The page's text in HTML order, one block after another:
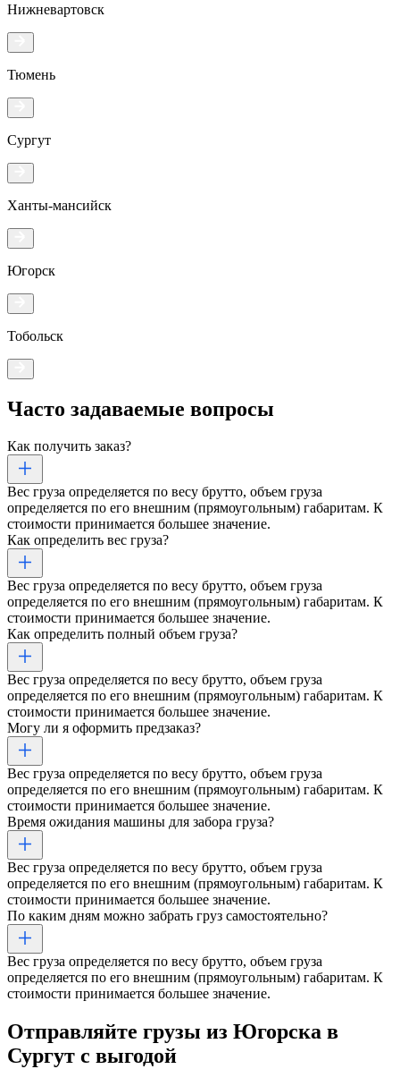
Нижневартовск
Тюмень
Сургут
Ханты-мансийск
Югорск
Тобольск
Часто задаваемые вопросы
Как получить заказ?
Вес груза определяется по весу брутто, объем груза
определяется по его внешним (прямоугольным) габаритам. К
стоимости принимается большее значение.
Как определить вес груза?
Вес груза определяется по весу брутто, объем груза
определяется по его внешним (прямоугольным) габаритам. К
стоимости принимается большее значение.
Как определить полный объем груза?
Вес груза определяется по весу брутто, объем груза
определяется по его внешним (прямоугольным) габаритам. К
стоимости принимается большее значение.
Могу ли я оформить предзаказ?
Вес груза определяется по весу брутто, объем груза
определяется по его внешним (прямоугольным) габаритам. К
стоимости принимается большее значение.
Время ожидания машины для забора груза?
Вес груза определяется по весу брутто, объем груза
определяется по его внешним (прямоугольным) габаритам. К
стоимости принимается большее значение.
По каким дням можно забрать груз самостоятельно?
Вес груза определяется по весу брутто, объем груза
определяется по его внешним (прямоугольным) габаритам. К
стоимости принимается большее значение.
Отправляйте грузы из Югорска в
Сургут с выгодой